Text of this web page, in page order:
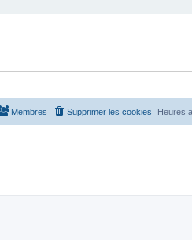
Heures
Supprimer les cookies
Membres